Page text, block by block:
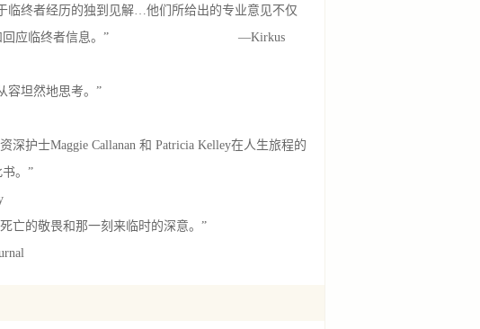
临终者经历的独到见解…他们所给出的专业意见不仅
别、理解和回应临终者信息。” —Kirkus
容坦然地思考。”
护士Maggie Callanan 和 Patricia Kelley在人生旅程的
此书。”
死亡的敬畏和那一刻来临时的深意。”